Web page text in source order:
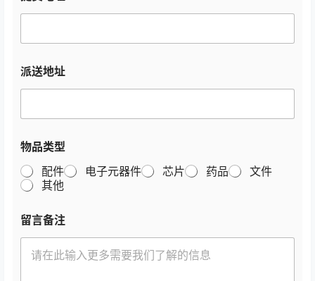
派送地址
物品类型
配件
电子元器件 芯片 药品
文件
其他
品
类
留言备注